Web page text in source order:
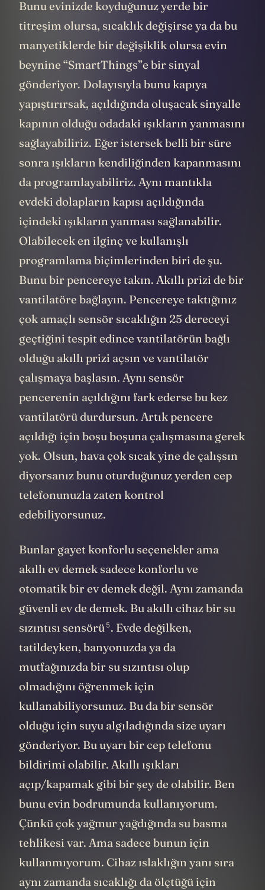
Bunu evinizde koyduğunuz yerde bir
titreşim olursa, sıcaklık değişirse ya da bu
manyetiklerde bir değişiklik olursa evin
beynine “SmartThings”e bir sinyal
gönderiyor. Dolayısıyla bunu kapıya
yapıştırırsak, açıldığında oluşacak sinyalle
kapının olduğu odadaki ışıkların yanmasını
sağlayabiliriz. Eğer istersek belli bir süre
sonra ışıkların kendiliğinden kapanmasını
da programlayabiliriz. Aynı mantıkla
evdeki dolapların kapısı açıldığında
içindeki ışıkların yanması sağlanabilir.
Olabilecek en ilginç ve kullanışlı
programlama biçimlerinden biri de şu.
Bunu bir pencereye takın. Akıllı prizi de bir
vantilatöre bağlayın. Pencereye taktığınız
çok amaçlı sensör sıcaklığın 25 dereceyi
geçtiğini tespit edince vantilatörün bağlı
olduğu akıllı prizi açsın ve vantilatör
çalışmaya başlasın. Aynı sensör
pencerenin açıldığını fark ederse bu kez
vantilatörü durdursun. Artık pencere
açıldığı için boşu boşuna çalışmasına gerek
yok. Olsun, hava çok sıcak yine de çalışsın
diyorsanız bunu oturduğunuz yerden cep
telefonunuzla zaten kontrol
edebiliyorsunuz.
Bunlar gayet konforlu seçenekler ama
akıllı ev demek sadece konforlu ve
otomatik bir ev demek değil. Aynı zamanda
güvenli ev de demek. Bu akıllı cihaz bir su
sızıntısı sensörü5. Evde değilken,
tatildeyken, banyonuzda ya da
mutfağınızda bir su sızıntısı olup
olmadığını öğrenmek için
kullanabiliyorsunuz. Bu da bir sensör
olduğu için suyu algıladığında size uyarı
gönderiyor. Bu uyarı bir cep telefonu
bildirimi olabilir. Akıllı ışıkları
açıp/kapamak gibi bir şey de olabilir. Ben
bunu evin bodrumunda kullanıyorum.
Çünkü çok yağmur yağdığında su basma
tehlikesi var. Ama sadece bunun için
kullanmıyorum. Cihaz ıslaklığın yanı sıra
aynı zamanda sıcaklığı da ölçtüğü için